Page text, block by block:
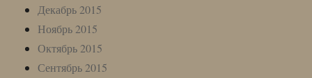
Декабрь 2015
Ноябрь 2015
Октябрь 2015
Сентябрь 2015